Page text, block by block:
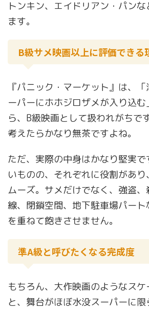
トンキン、エイドリアン・パン
ます。
B級サメ映画以上に評価できる
『パニック・マーケット』は、
ーパーにホホジロザメが入り込
ら、B級映画として扱われがちで
考えたらかなり無茶ですよね。
ただ、実際の中身はかなり堅実
いものの、それぞれに役割があ
ムーズ。サメだけでなく、強盗
線、閉鎖空間、地下駐車場パー
を重ねて飽きさせません。
準A級と呼びたくなる完成度
もちろん、大作映画のようなス
と、舞台がほぼ水没スーパーに